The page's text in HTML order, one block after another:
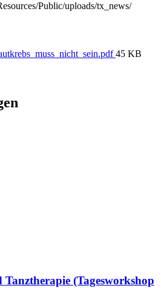
Public/uploads/tx_news/
45 KB
(Tagesworkshop